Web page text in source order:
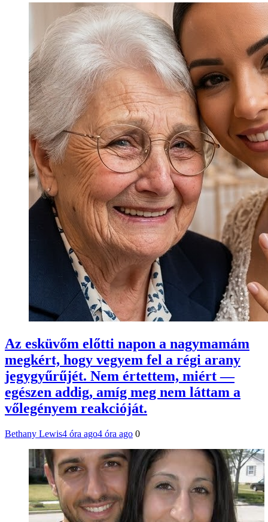
Az esküvőm előtti napon a nagymamám
megkért, hogy vegyem fel a régi arany
jegygyűrűjét. Nem értettem, miért —
egészen addig, amíg meg nem láttam a
vőlegényem reakcióját.
Bethany Lewis4 óra ago4 óra ago 0